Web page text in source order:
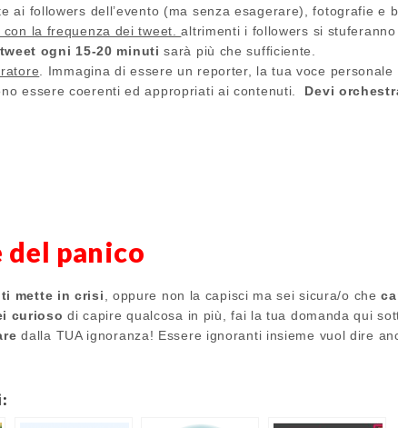
ai followers dell’evento (ma senza esagerare), fotografie e
con la frequenza dei tweet.altrimenti i followers si
ogni 15-20 minuti sarà più che sufficiente.
. Immagina di essere un reporter, la tua voce
essere coerenti ed appropriati ai contenuti. Devi
del panico
ti mette in crisi , oppure non la capisci ma sei sicura/o che
curioso di capire qualcosa in più, fai la tua domanda qui
dalla TUA ignoranza! Essere ignoranti insieme vuol dire